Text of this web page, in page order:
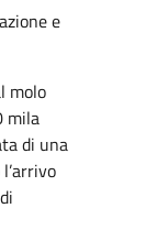
e
molo
mila
di una